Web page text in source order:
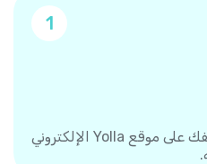
1
أنشئ حسابك. سجل رقم هاتفك على موقع Yolla الإلكتروني